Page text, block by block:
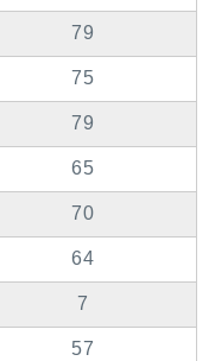
79
75
79
65
70
64
7
57